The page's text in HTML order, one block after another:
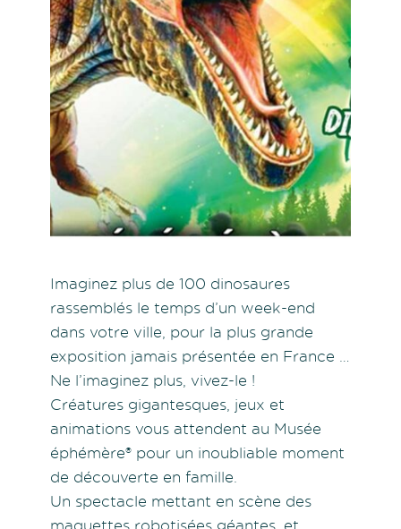
Imaginez plus de 100 dinosaures
rassemblés le temps d’un week-end
dans votre ville, pour la plus grande
exposition jamais présentée en France …
Ne l’imaginez plus, vivez-le !
Créatures gigantesques, jeux et
animations vous attendent au Musée
éphémère® pour un inoubliable moment
de découverte en famille.
Un spectacle mettant en scène des
maquettes robotisées géantes, et